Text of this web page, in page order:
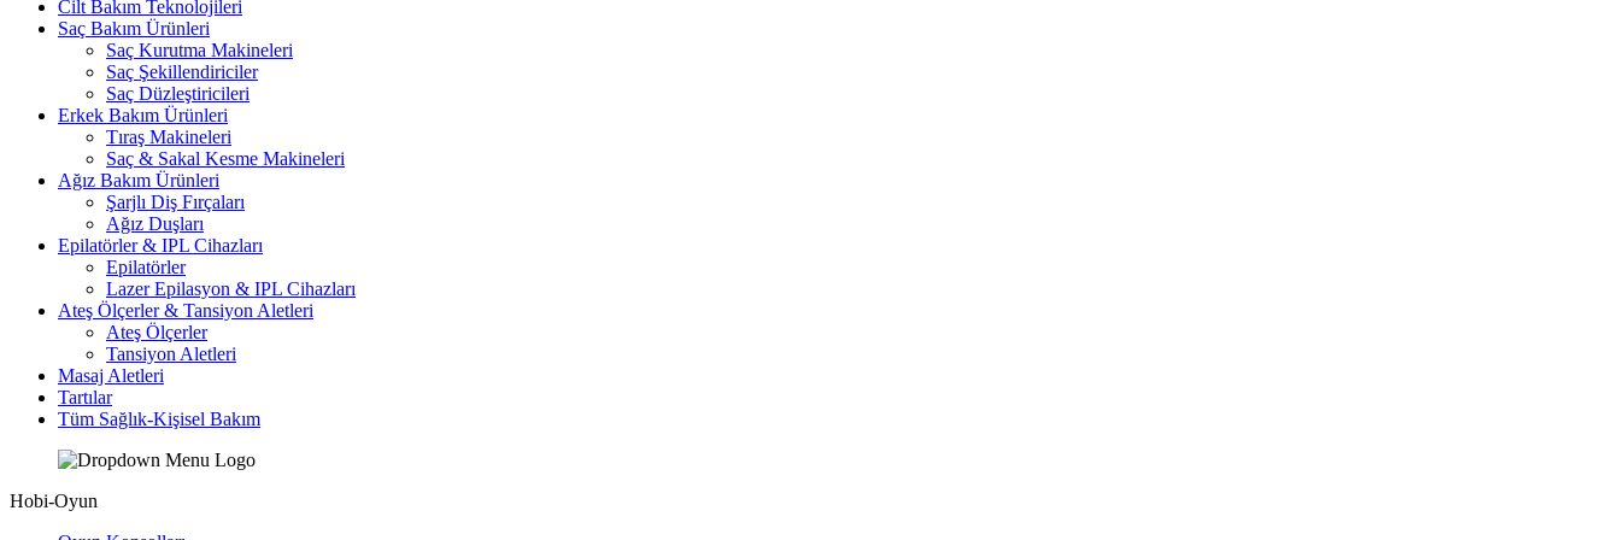
Cilt Bakım Teknolojileri
Saç Bakım Ürünleri
Saç Kurutma Makineleri
Saç Şekillendiriciler
Saç Düzleştiricileri
Erkek Bakım Ürünleri
Tıraş Makineleri
Saç & Sakal Kesme Makineleri
Ağız Bakım Ürünleri
Şarjlı Diş Fırçaları
Ağız Duşları
Epilatörler & IPL Cihazları
Epilatörler
Lazer Epilasyon & IPL Cihazları
Ateş Ölçerler & Tansiyon Aletleri
Ateş Ölçerler
Tansiyon Aletleri
Masaj Aletleri
Tartılar
Tüm Sağlık-Kişisel Bakım
Hobi-Oyun